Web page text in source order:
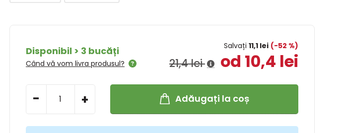
Disponibil > 3 bucăți
Când vă vom livra produsul?
Salvați11,1 lei (-52 %)
21,4 lei od 10,4 lei
- + Adăugați la coș